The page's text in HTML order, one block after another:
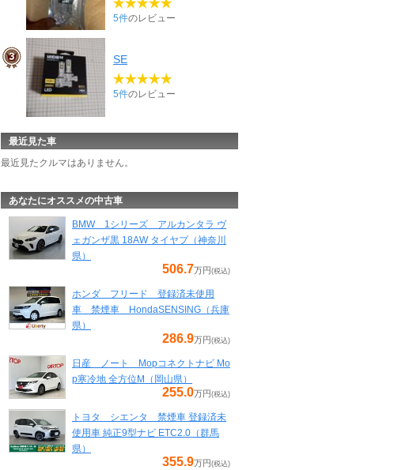
5件のレビュー
SE
5件のレビュー
最近見た車
最近見たクルマはありません。
あなたにオススメの中古車
BMW 1シリーズ アルカンタラ ヴ
ェガンザ黒 18AW タイヤプ（神奈川
県）
506.7万円(税込)
ホンダ フリード 登録済未使用
車 禁煙車 HondaSENSING（兵庫
県）
286.9万円(税込)
日産 ノート Mopコネクトナビ Mo
p寒冷地 全方位M（岡山県）
255.0万円(税込)
トヨタ シエンタ 禁煙車 登録済未
使用車 純正9型ナビ ETC2.0（群馬
県）
355.9万円(税込)